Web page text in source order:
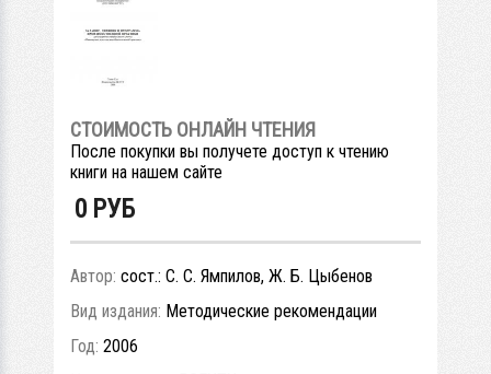
СТОИМОСТЬ ОНЛАЙН ЧТЕНИЯ
После покупки вы получете доступ к чтению
книги на нашем сайте
0 РУБ
Автор: сост.: С. С. Ямпилов, Ж. Б. Цыбенов
Вид издания: Методические рекомендации
Год: 2006